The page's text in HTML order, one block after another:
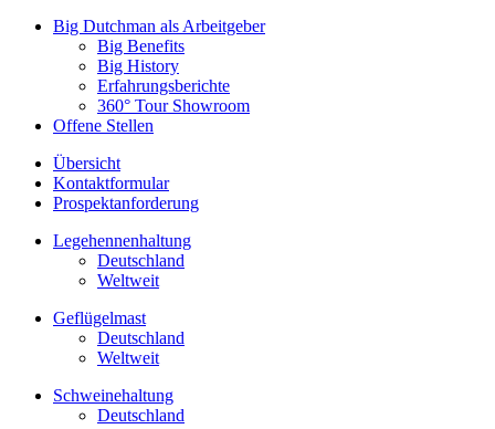
Big Dutchman als Arbeitgeber
Big Benefits
Big History
Erfahrungsberichte
360° Tour Showroom
Offene Stellen
Übersicht
Kontaktformular
Prospektanforderung
Legehennenhaltung
Deutschland
Weltweit
Geflügelmast
Deutschland
Weltweit
Schweinehaltung
Deutschland